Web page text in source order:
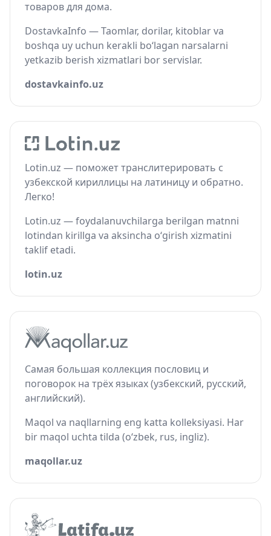
товаров для дома.
DostavkaInfo — Taomlar, dorilar, kitoblar va
boshqa uy uchun kerakli bo‘lagan narsalarni
yetkazib berish xizmatlari bor servislar.
dostavkainfo.uz
Lotin.uz — поможет транслитерировать с
узбекской кириллицы на латиницу и обратно.
Легко!
Lotin.uz — foydalanuvchilarga berilgan matnni
lotindan kirillga va aksincha o‘girish xizmatini
taklif etadi.
lotin.uz
Самая большая коллекция пословиц и
поговорок на трёх языках (узбекский, русский,
английский).
Maqol va naqllarning eng katta kolleksiyasi. Har
bir maqol uchta tilda (o‘zbek, rus, ingliz).
maqollar.uz